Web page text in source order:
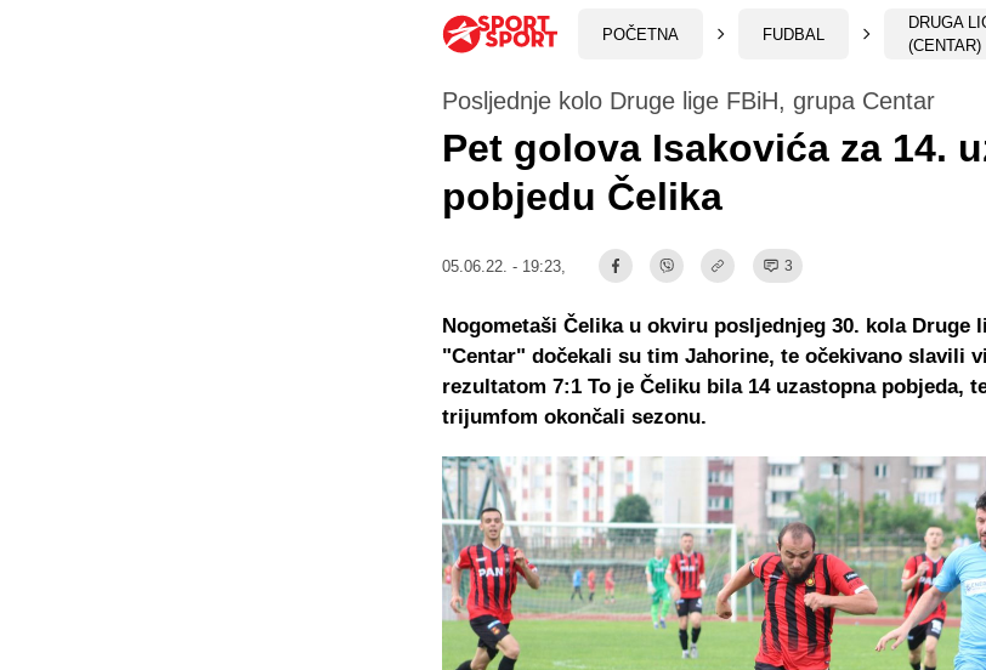
POČETNA FUDBAL
DRUGA
(CENTAR)
Posljednje kolo Druge lige FBiH, grupa Centar
Pet golova Isakovića za 14.
pobjedu Čelika
05.06.22. - 19:23, 3
Nogometaši Čelika u okviru posljednjeg 30. kola Druge
"Centar" dočekali su tim Jahorine, te očekivano slavili
rezultatom 7:1 To je Čeliku bila 14 uzastopna pobjeda,
trijumfom okončali sezonu.